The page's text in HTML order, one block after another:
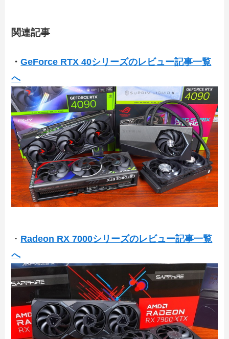
関連記事
・GeForce RTX 40シリーズのレビュー記事一覧
へ
・ Radeon RX 7000シリーズのレビュー記事一覧
へ